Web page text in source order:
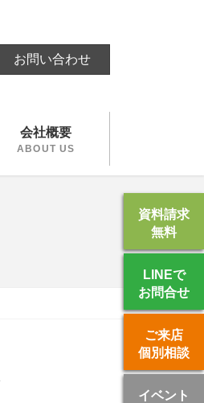
お問い合わせ
会社概要
ABOUT US
資料請求
無料
LINEで
お問合せ
ご来店
個別相談
イベント